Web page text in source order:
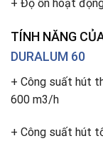
+ Độ ồn hoạt
TÍNH NĂNG
DURALUM 60
+ Công suất hút
600 m3/h
+ Công suất hút